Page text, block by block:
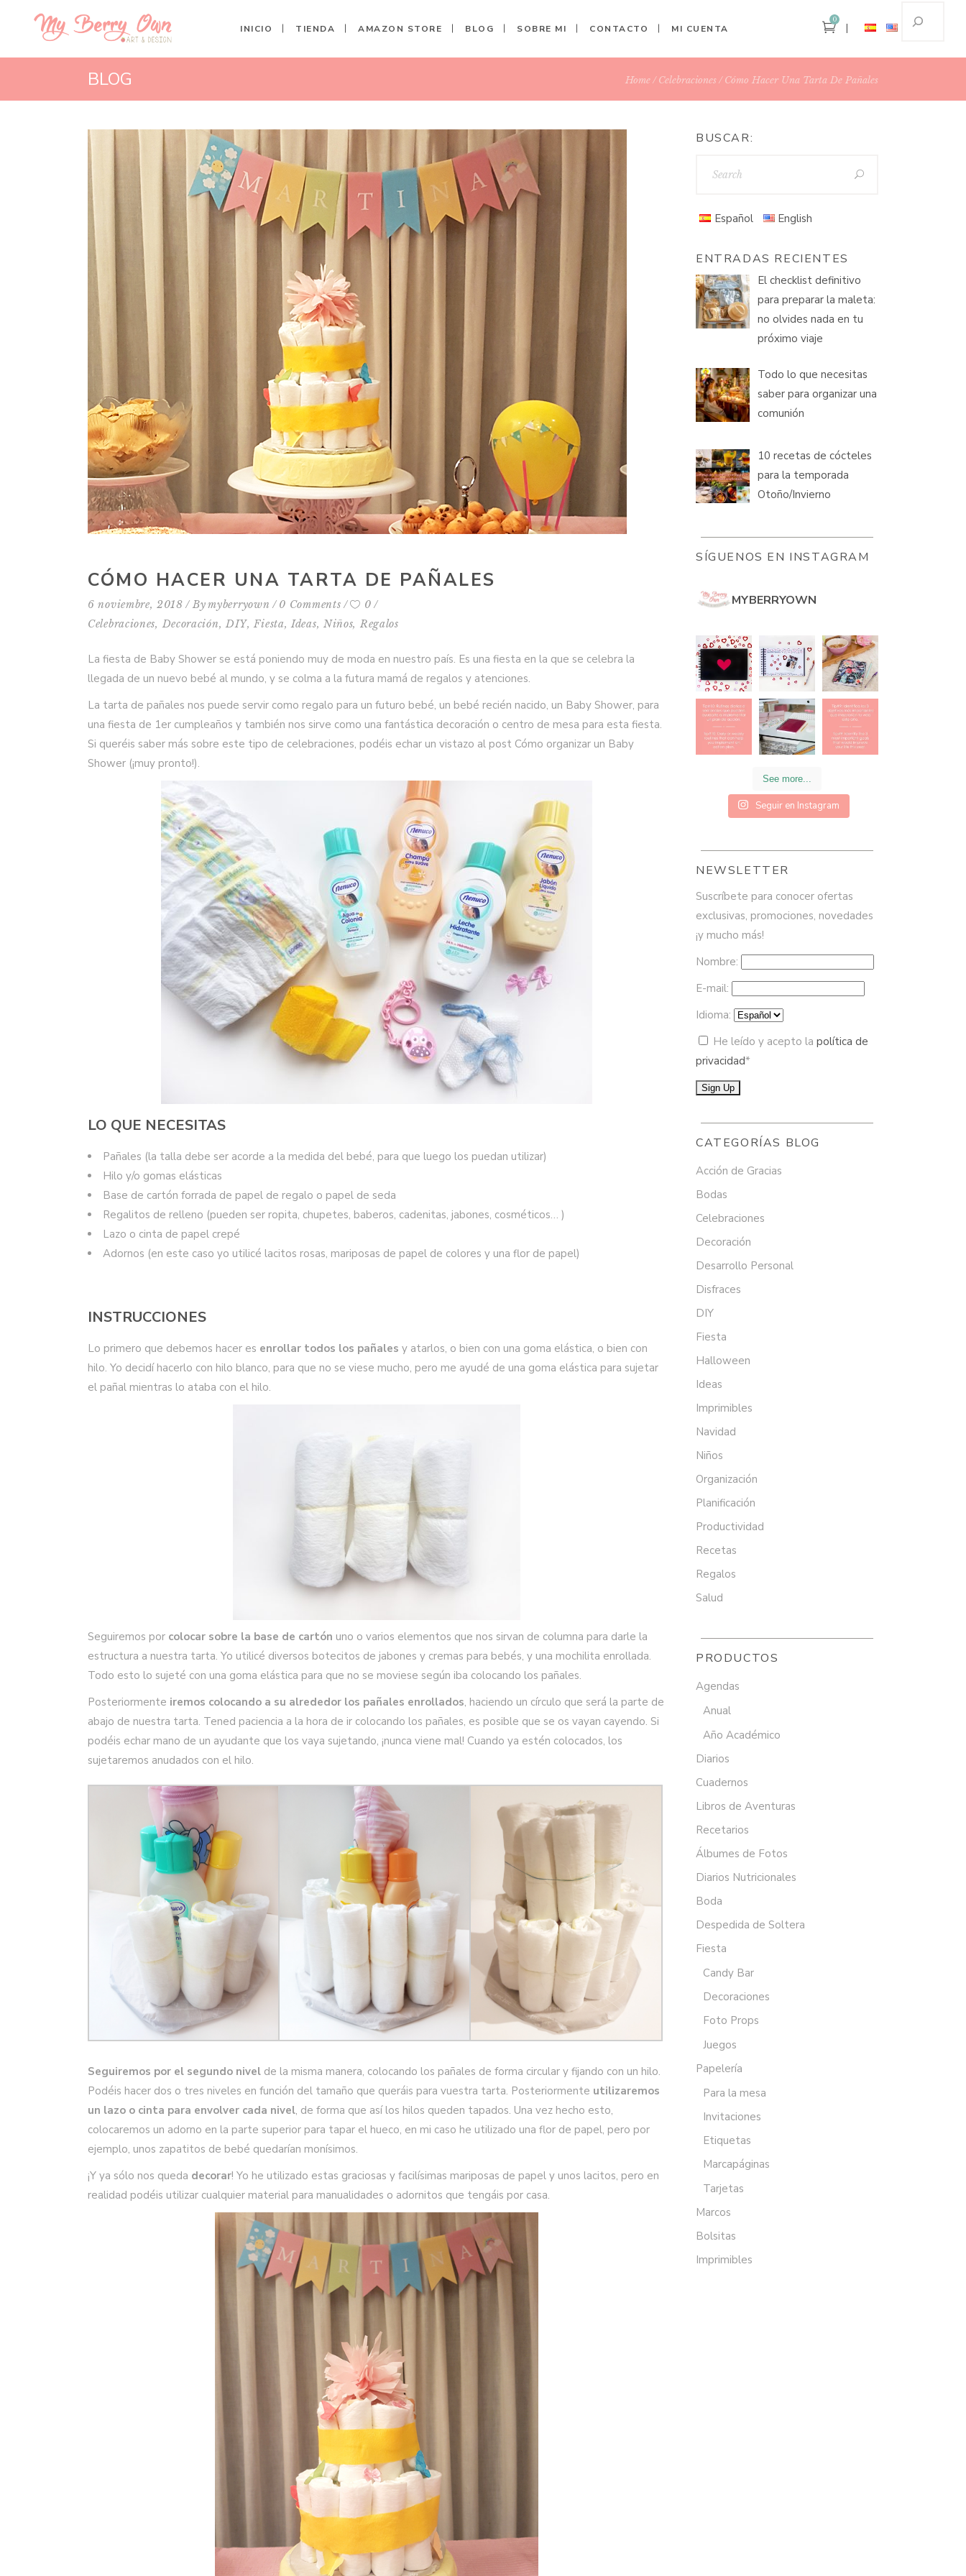
INICIO TIENDA AMAZON STORE BLOG SOBRE MI CONTACTO MI CUENTA
0
BLOG Home Celebraciones Cómo Hacer Una Tarta De Pañales
CÓMO HACER UNA TARTA DE PAÑALES
6 noviembre, 2018 Bymyberryown 0 Comments
0
Celebraciones,Decoración,DIY,Fiesta,Ideas, Niños, Regalos
La fiesta de Baby Shower se está poniendo muy de moda en nuestro país. Es una fiesta en la que se celebra la
llegada de un nuevo bebé al mundo, y se colma a la futura mamá de regalos y atenciones.
La tarta de pañales nos puede servir como regalo para un futuro bebé, un bebé recién nacido, un Baby Shower, para
una fiesta de 1er cumpleaños y también nos sirve como una fantástica decoración o centro de mesa para esta fiesta.
Si queréis saber más sobre este tipo de celebraciones, podéis echar un vistazo al post Cómo organizar un Baby
Shower (¡muy pronto!).
LO QUE NECESITAS
Pañales (la talla debe ser acorde a la medida del bebé, para que luego los puedan utilizar)
Hilo y/o gomas elásticas
Base de cartón forrada de papel de regalo o papel de seda
Regalitos de relleno (pueden ser ropita, chupetes, baberos, cadenitas, jabones, cosméticos… )
Lazo o cinta de papel crepé
Adornos (en este caso yo utilicé lacitos rosas, mariposas de papel de colores y una flor de papel)
INSTRUCCIONES
Lo primero que debemos hacer es enrollar todos los pañales y atarlos, o bien con una goma elástica, o bien con
hilo. Yo decidí hacerlo con hilo blanco, para que no se viese mucho, pero me ayudé de una goma elástica para sujetar
el pañal mientras lo ataba con el hilo.
Seguiremos por colocar sobre la base de cartón uno o varios elementos que nos sirvan de columna para darle la
estructura a nuestra tarta. Yo utilicé diversos botecitos de jabones y cremas para bebés, y una mochilita enrollada.
Todo esto lo sujeté con una goma elástica para que no se moviese según iba colocando los pañales.
Posteriormente iremos colocando a su alrededor los pañales enrollados, haciendo un círculo que será la parte de
abajo de nuestra tarta. Tened paciencia a la hora de ir colocando los pañales, es posible que se os vayan cayendo. Si
podéis echar mano de un ayudante que los vaya sujetando, ¡nunca viene mal! Cuando ya estén colocados, los
sujetaremos anudados con el hilo.
Seguiremos por el segundo nivel de la misma manera, colocando los pañales de forma circular y fijando con un hilo.
Podéis hacer dos o tres niveles en función del tamaño que queráis para vuestra tarta. Posteriormente utilizaremos
un lazo o cinta para envolver cada nivel, de forma que así los hilos queden tapados. Una vez hecho esto,
colocaremos un adorno en la parte superior para tapar el hueco, en mi caso he utilizado una flor de papel, pero por
ejemplo, unos zapatitos de bebé quedarían monísimos.
¡Y ya sólo nos queda decorar! Yo he utilizado estas graciosas y facilísimas mariposas de papel y unos lacitos, pero en
realidad podéis utilizar cualquier material para manualidades o adornitos que tengáis por casa.
BUSCAR:
Español English
ENTRADAS RECIENTES
El checklist definitivo
para preparar la maleta:
no olvides nada en tu
próximo viaje
Todo lo que necesitas
saber para organizar una
comunión
10 recetas de cócteles
para la temporada
Otoño/Invierno
SÍGUENOS EN INSTAGRAM
MYBERRYOWN
See more...
Seguir en Instagram
NEWSLETTER
Suscríbete para conocer ofertas
exclusivas, promociones, novedades
¡y mucho más!
Nombre:
E-mail:
Idioma:
He leído y acepto la política de
privacidad*
CATEGORÍAS BLOG
Acción de Gracias
Bodas
Celebraciones
Decoración
Desarrollo Personal
Disfraces
DIY
Fiesta
Halloween
Ideas
Imprimibles
Navidad
Niños
Organización
Planificación
Productividad
Recetas
Regalos
Salud
PRODUCTOS
Agendas
Anual
Año Académico
Diarios
Cuadernos
Libros de Aventuras
Recetarios
Álbumes de Fotos
Diarios Nutricionales
Boda
Despedida de Soltera
Fiesta
Candy Bar
Decoraciones
Foto Props
Juegos
Papelería
Para la mesa
Invitaciones
Etiquetas
Marcapáginas
Tarjetas
Marcos
Bolsitas
Imprimibles